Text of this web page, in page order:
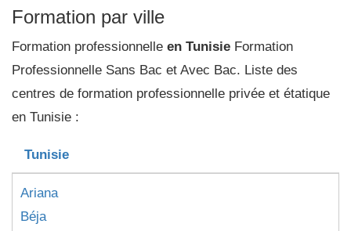
Formation par ville
Formation professionnelle en Tunisie Formation
Professionnelle Sans Bac et Avec Bac. Liste des
centres de formation professionnelle privée et étatique
en Tunisie :
Tunisie
Ariana
Béja